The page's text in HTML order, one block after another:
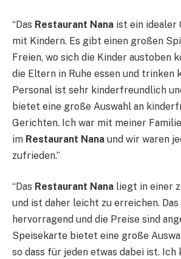
“Das Restaurant Nana ist ein idealer
mit Kindern. Es gibt einen großen
Freien, wo sich die Kinder austoben
die Eltern in Ruhe essen und trinken
Personal ist sehr kinderfreundlich
bietet eine große Auswahl an
Gerichten. Ich war mit meiner
im Restaurant Nana und wir waren
zufrieden.”
“Das Restaurant Nana liegt in einer
und ist daher leicht zu erreichen. Das
hervorragend und die Preise sind
Speisekarte bietet eine große
so dass für jeden etwas dabei ist. Ich